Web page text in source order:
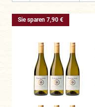
Sie sparen 7,90 €